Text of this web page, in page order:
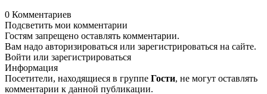
0 Комментариев
Подсветить мои комментарии
Гостям запрещено оставлять комментарии.
Вам надо авторизироваться или зарегистрироваться на сайте.
Войти или зарегистрироваться
Информация
Посетители, находящиеся в группе Гости, не могут оставлять
комментарии к данной публикации.